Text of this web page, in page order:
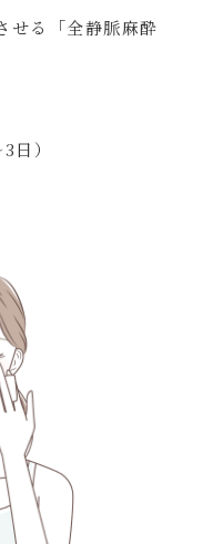
せる「全静脈麻酔
日）